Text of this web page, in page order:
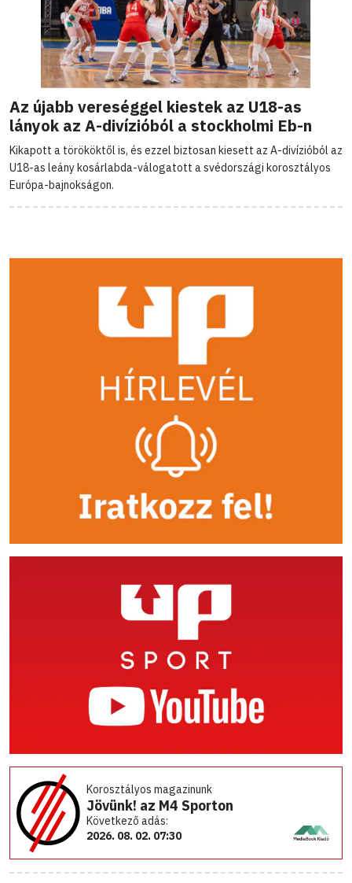
Az újabb vereséggel kiestek az U18-as
lányok az A-divízióból a stockholmi Eb-n
Kikapott a törököktől is, és ezzel biztosan kiesett az A-divízióból az
U18-as leány kosárlabda-válogatott a svédországi korosztályos
Európa-bajnokságon.
Korosztályos magazinunk
Jövünk! az M4 Sporton
Következő adás:
2026. 08. 02. 07:30